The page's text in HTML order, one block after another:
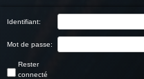
Identifiant:
Mot de passe:
Rester
connecté